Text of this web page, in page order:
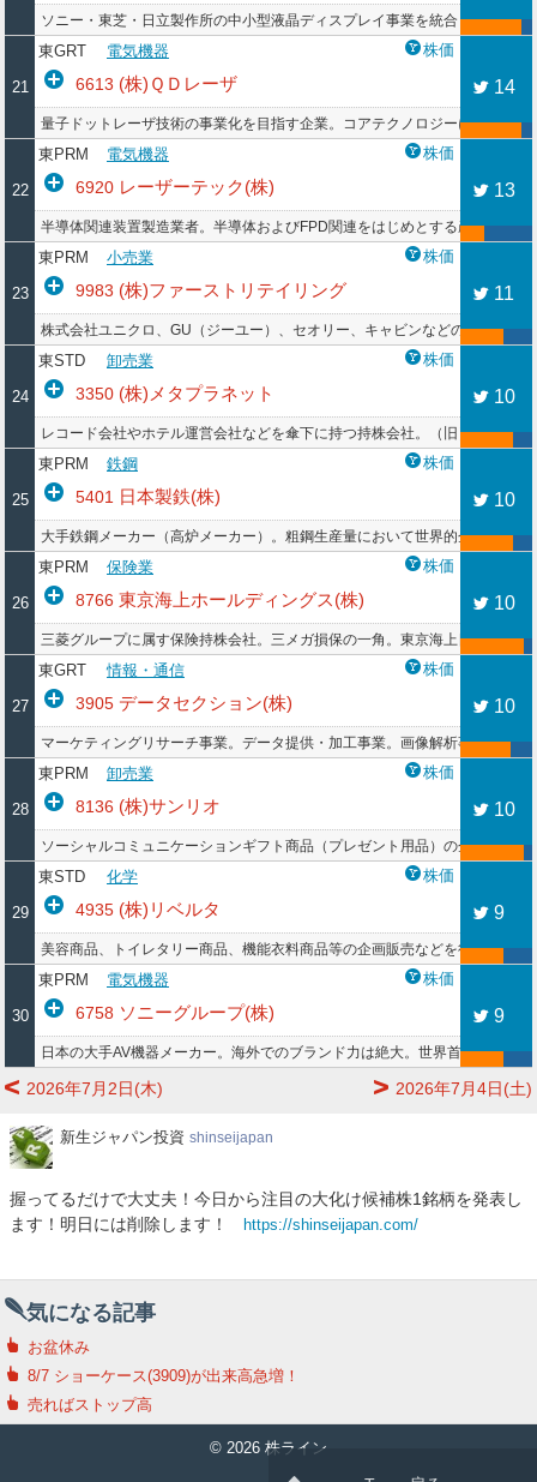
ソニー・東芝・日立製作所の中小型液晶ディスプレイ事業を統合し発足。
21
東GRT 電気機器
6613 (株)ＱＤレーザ
株価
14
量子ドットレーザ技術の事業化を目指す企業。コアテクノロジーに分子線
22
東PRM 電気機器
6920 レーザーテック(株)
株価
13
半導体関連装置製造業者。半導体およびFPD関連をはじめとする産業分野
23
東PRM 小売業
9983 (株)ファーストリテイリング
株価
11
株式会社ユニクロ、GU（ジーユー）、セオリー、キャビンなどの衣料品会
24
東STD 卸売業
3350 (株)メタプラネット
株価
10
レコード会社やホテル運営会社などを傘下に持つ持株会社。（旧）ダイキサ
25
東PRM 鉄鋼
5401 日本製鉄(株)
株価
10
大手鉄鋼メーカー（高炉メーカー）。粗鋼生産量において世界的企業。
26
東PRM 保険業
8766 東京海上ホールディングス(株)
株価
10
三菱グループに属す保険持株会社。三メガ損保の一角。東京海上日動が主体
27
東GRT 情報・通信
3905 データセクション(株)
株価
10
マーケティングリサーチ事業。データ提供・加工事業。画像解析事業。海
28
東PRM 卸売業
8136 (株)サンリオ
株価
10
ソーシャルコミュニケーションギフト商品（プレゼント用品）の企画・販
29
東STD 化学
4935 (株)リベルタ
株価
9
美容商品、トイレタリー商品、機能衣料商品等の企画販売などを行う企業
30
東PRM 電気機器
6758 ソニーグループ(株)
株価
9
日本の大手AV機器メーカー。海外でのブランド力は絶大。世界首位のイメ
2026年7月2日(木) 2026年7月4日(土)
新
ャ
パ
新生ジャパン投資 shinseijapan
握ってるだけで大丈夫！今日から注目の大化け候補株1銘柄を発表し
ます！明日には削除します！
https://shinseijapan.com/
気になる記事
お盆休み
8/7 ショーケース(3909)が出来高急増！
売ればストップ高
© 2026 株ライン